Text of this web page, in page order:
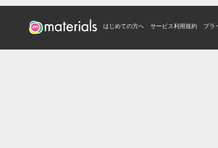
はじめての方へ サービス利用規約 プラ